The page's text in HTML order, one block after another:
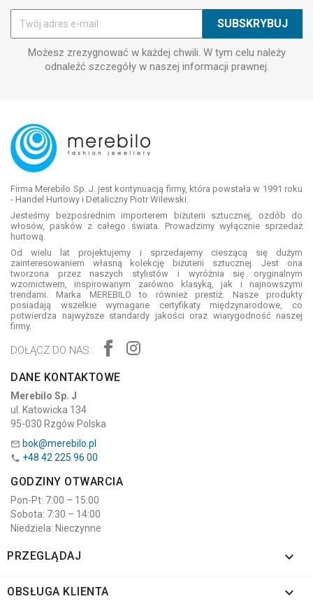
Możesz zrezygnować w każdej chwili. W tym celu należy
odnaleźć szczegóły w naszej informacji prawnej.
Firma Merebilo Sp. J. jest kontynuacją firmy, która powstała w 1991 roku
- Handel Hurtowy i Detaliczny Piotr Wilewski.
Jesteśmy bezpośrednim importerem biżuterii sztucznej, ozdób do
włosów, pasków z całego świata. Prowadzimy wyłącznie sprzedaż
hurtową.
Od wielu lat projektujemy i sprzedajemy cieszącą się dużym
zainteresowaniem własną kolekcję biżuterii sztucznej. Jest ona
tworzona przez naszych stylistów i wyróżnia się oryginalnym
wzornictwem, inspirowanym zarówno klasyką, jak i najnowszymi
trendami. Marka MEREBILO to również prestiż. Nasze produkty
posiadają wszelkie wymagane certyfikaty międzynarodowe, co
potwierdza najwyższe standardy jakości oraz wiarygodność naszej
firmy.
DOŁĄCZ DO NAS:
DANE KONTAKTOWE
Merebilo Sp. J
ul. Katowicka 134
95-030 Rzgów Polska
 bok@merebilo.pl
 +48 42 225 96 00
GODZINY OTWARCIA
Pon-Pt: 7:00 – 15:00
Sobota: 7:30 – 14:00
Niedziela: Nieczynne
PRZEGLĄDAJ 
OBSŁUGA KLIENTA 